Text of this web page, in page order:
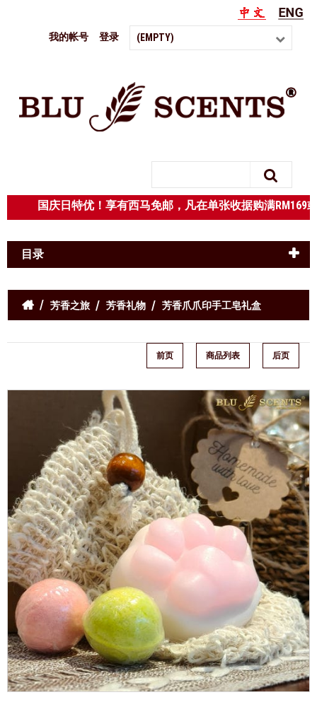
(EMPTY)
我的帐号 登录
国庆日特优！享有西马免邮，凡在单张收据购满
目录
芳香之旅 芳香礼物 芳香爪爪印手工皂礼盒
前页 商品列表 后页